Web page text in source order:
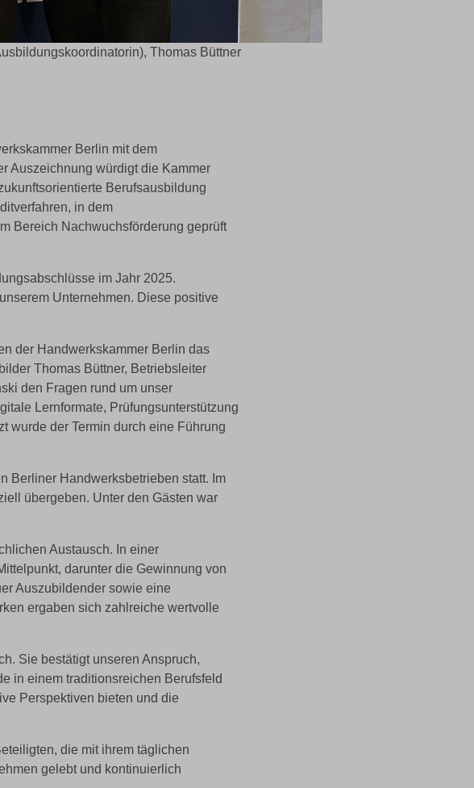
Thomas Büttner
Berlin mit dem
Auszeichnung würdigt die Kammer
Berufsausbildung
in dem
Bereich Nachwuchsförderung geprüft
im Jahr 2025.
Unternehmen. Diese positive
der Handwerkskammer Berlin das
Thomas Büttner, Betriebsleiter
den Fragen rund um unser
Lernformate, Prüfungsunterstützung
wurde der Termin durch eine Führung
Berliner Handwerksbetrieben statt. Im
übergeben. Unter den Gästen war
Austausch. In einer
darunter die Gewinnung von
Auszubildender sowie eine
ergaben sich zahlreiche wertvolle
Sie bestätigt unseren Anspruch,
in einem traditionsreichen Berufsfeld
Perspektiven bieten und die
die mit ihrem täglichen
gelebt und kontinuierlich